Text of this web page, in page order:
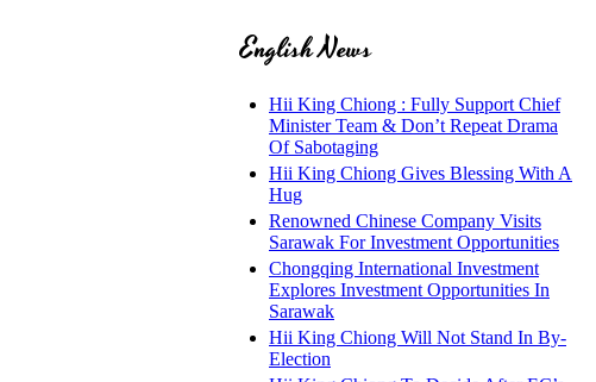
English News
Hii King Chiong : Fully Support Chief
Minister Team & Don’t Repeat Drama
Of Sabotaging
Hii King Chiong Gives Blessing With A
Hug
Renowned Chinese Company Visits
Sarawak For Investment Opportunities
Chongqing International Investment
Explores Investment Opportunities In
Sarawak
Hii King Chiong Will Not Stand In By-
Election